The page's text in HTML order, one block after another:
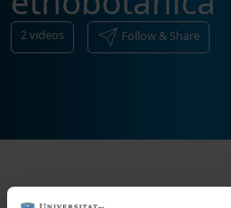
2videos Follow & Share
Sort